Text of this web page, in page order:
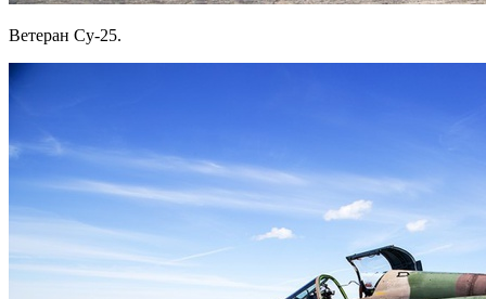
Ветеран Су-25.